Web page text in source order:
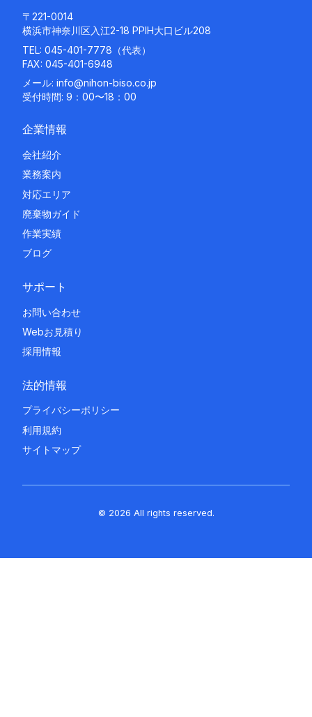
〒221-0014
横浜市神奈川区入江2-18 PPIH大口ビル208
TEL: 045-401-7778 （代表）
FAX: 045-401-6948
メール: info@nihon-biso.co.jp
受付時間: 9：00〜18：00
企業情報
会社紹介
業務案内
対応エリア
廃棄物ガイド
作業実績
ブログ
サポート
お問い合わせ
Webお見積り
採用情報
法的情報
プライバシーポリシー
利用規約
サイトマップ
© 2026 All rights reserved.